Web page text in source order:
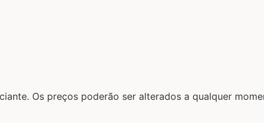
Os preços poderão ser alterados a qualquer